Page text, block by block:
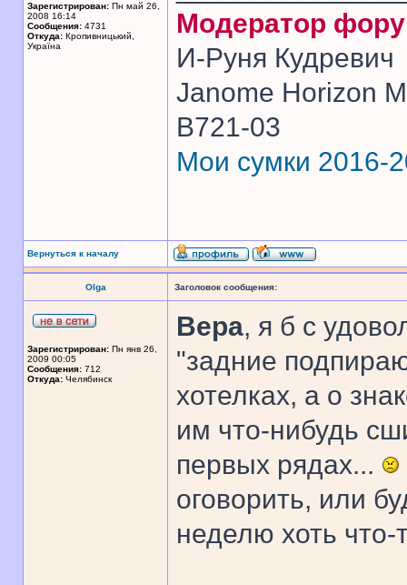
Зарегистрирован: Пн май 26,
2008 16:14
Сообщения: 4731
Откуда: Кропивницький,
Україна
Модератор
И-Руня Кудревич
Janome Horizon
B721-03
Мои сумки 2016-
Вернуться к началу
Olga Заголовок сообщения:
Зарегистрирован: Пн янв 26,
2009 00:05
Сообщения: 712
Откуда: Челябинск
Вера, я б с
"задние
хотелках, а о
им что-нибудь
первых рядах...
оговорить, или
неделю хоть